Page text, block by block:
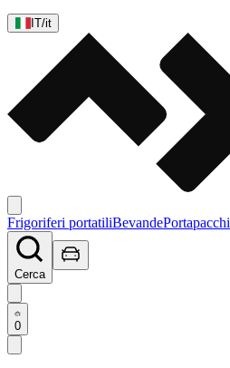
IT/it
Frigoriferi portatiliBevandePortapacchi
Cerca
0